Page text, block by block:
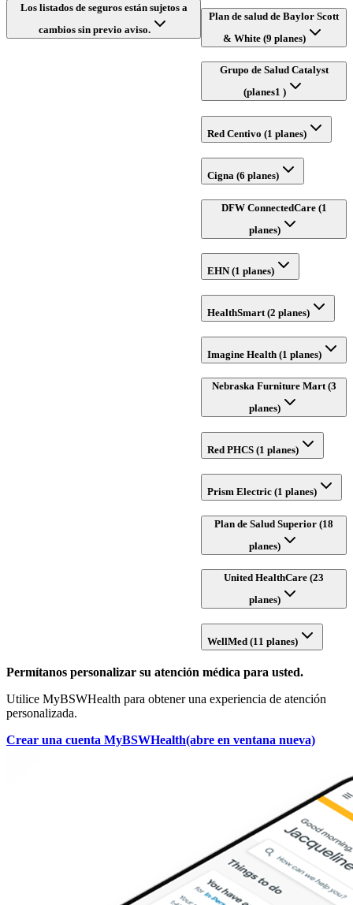
Los listados de seguros están sujetos a
cambios sin previo aviso.
Plan de salud de Baylor Scott
& White (9 planes)
Grupo de Salud Catalyst
(planes1 )
Red Centivo (1 planes)
Cigna (6 planes)
DFW ConnectedCare (1
planes)
EHN (1 planes)
HealthSmart (2 planes)
Imagine Health (1 planes)
Nebraska Furniture Mart (3
planes)
Red PHCS (1 planes)
Prism Electric (1 planes)
Plan de Salud Superior (18
planes)
United HealthCare (23
planes)
WellMed (11 planes)
Permítanos personalizar su atención médica para usted.
Utilice MyBSWHealth para obtener una experiencia de atención
personalizada.
Crear una cuenta MyBSWHealth(abre en ventana nueva)